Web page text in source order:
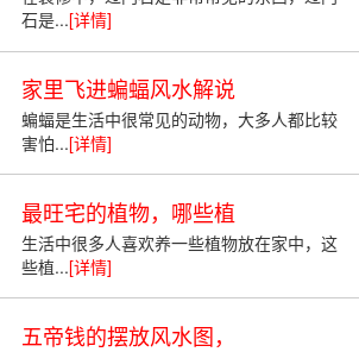
石是...[详情]
家里飞进蝙蝠风水解说
蝙蝠是生活中很常见的动物，大多人都比较
害怕...[详情]
最旺宅的植物，哪些植
生活中很多人喜欢养一些植物放在家中，这
些植...[详情]
五帝钱的摆放风水图，